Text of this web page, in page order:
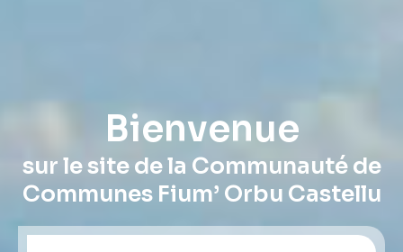
Bienvenue
sur le site de la Communauté de
Communes Fium’ Orbu Castellu